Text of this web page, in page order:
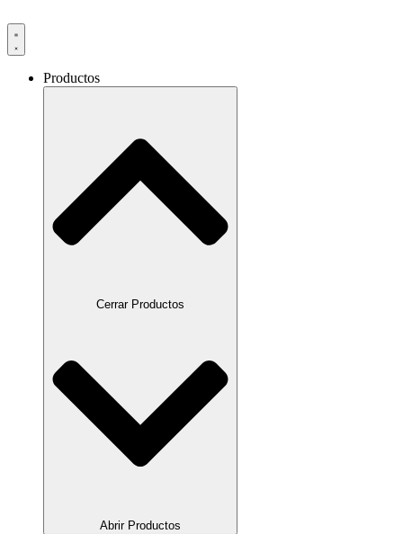
Productos
Cerrar Productos
Abrir Productos